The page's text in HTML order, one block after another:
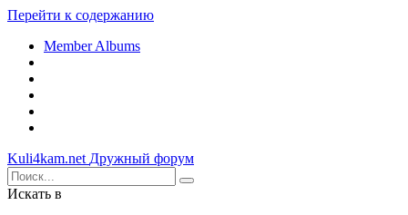
Перейти к содержанию
Member Albums
Kuli4kam.net Дружный форум
Искать в